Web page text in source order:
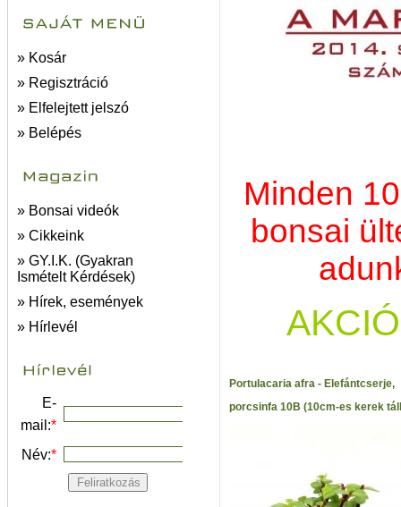
» Kosár
» Regisztráció
» Elfelejtett jelszó
» Belépés
» Bonsai videók
» Cikkeink
» GY.I.K. (Gyakran
Ismételt Kérdések)
» Hírek, események
» Hírlevél
E-
mail:*
Név:*
Minden
bonsai
Portulacaria afra - Elefántcserje,
porcsinfa 10B (10cm-es kerek